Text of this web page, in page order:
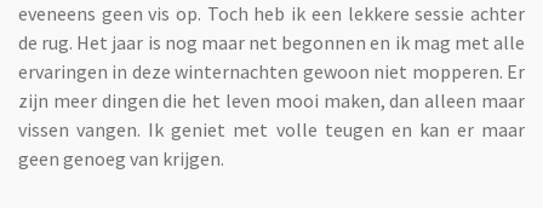
eveneens geen vis op. Toch heb ik een lekkere sessie achter
de rug. Het jaar is nog maar net begonnen en ik mag met alle
ervaringen in deze winternachten gewoon niet mopperen. Er
zijn meer dingen die het leven mooi maken, dan alleen maar
vissen vangen. Ik geniet met volle teugen en kan er maar
geen genoeg van krijgen.